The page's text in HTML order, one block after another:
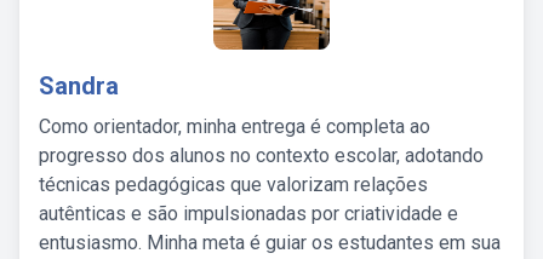
Sandra
Como orientador, minha entrega é completa ao
progresso dos alunos no contexto escolar, adotando
técnicas pedagógicas que valorizam relações
autênticas e são impulsionadas por criatividade e
entusiasmo. Minha meta é guiar os estudantes em sua